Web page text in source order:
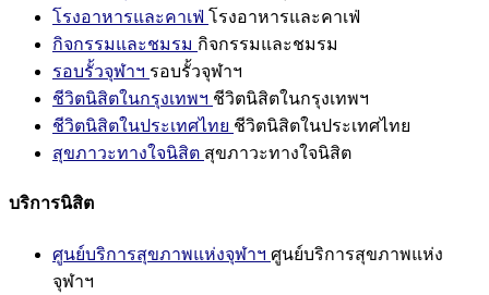
โรงอาหารและคาเฟ่ โรงอาหารและคาเฟ่
กิจกรรมและชมรม กิจกรรมและชมรม
รอบรั้วจุฬาฯ รอบรั้วจุฬาฯ
ชีวิตนิสิตในกรุงเทพฯ ชีวิตนิสิตในกรุงเทพฯ
ชีวิตนิสิตในประเทศไทย ชีวิตนิสิตในประเทศไทย
สุขภาวะทางใจนิสิต สุขภาวะทางใจนิสิต
บริการนิสิต
ศูนย์บริการสุขภาพแห่งจุฬาฯ ศูนย์บริการสุขภาพแห่ง
จุฬาฯ